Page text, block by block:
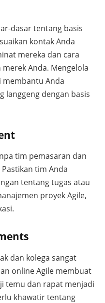
dasar tentang basis
kontak Anda
mereka dan cara
Anda. Mengelola
membantu Anda
langgeng dengan basis
tim pemasaran dan
tim Anda
tentang tugas atau
proyek Agile,
dan kolega sangat
online Agile membuat
temu dan rapat menjadi
khawatir tentang